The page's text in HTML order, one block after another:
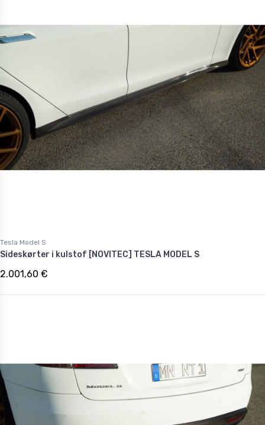
Tesla Model S
Sideskørter i kulstof [NOVITEC] TESLA MODEL S
2.001,60 €